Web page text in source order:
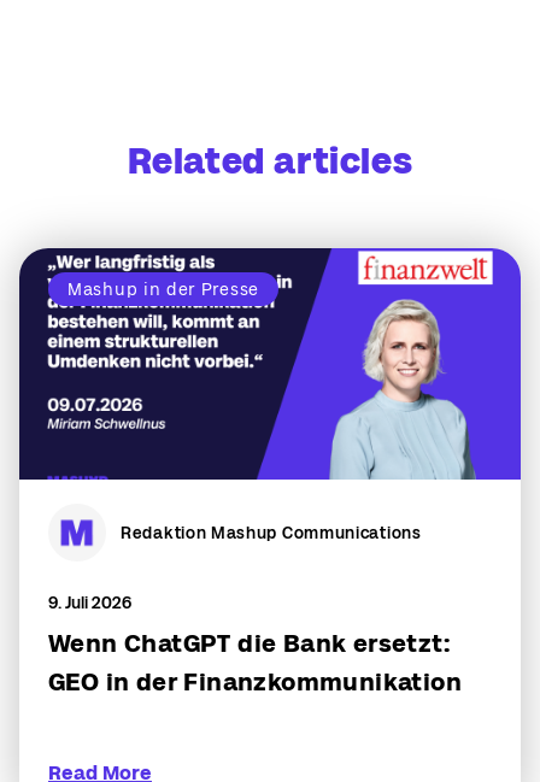
Related articles
Mashup in der Presse
Redaktion Mashup Communications
9. Juli 2026
Wenn ChatGPT die Bank ersetzt:
GEO in der Finanzkommunikation
Read More